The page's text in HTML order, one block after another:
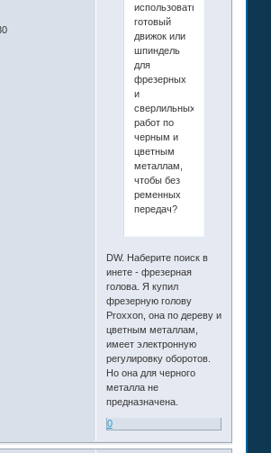
использовать
готовый
движок или
шпиндель
для
фрезерных
и
сверлильных
работ по
черным и
цветным
металлам,
чтобы без
ременных
передач?
DW. Наберите поиск в
инете - фрезерная
голова. Я купил
фрезерную голову
Proxxon, она по дереву и
цветным металлам,
имеет электронную
регулировку оборотов.
Но она для черного
металла не
предназначена.
0